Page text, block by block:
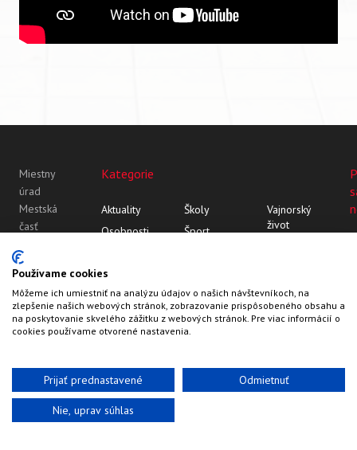
Miestny
úrad
Mestská
časť
Vajnory
Roľnícka
109
83107
Bratislava
Kategorie
Aktuality
Osobnosti
Školy
Šport
Vajnorský
život
HalfPixel©2022-2026
Používame cookies
Môžeme ich umiestniť na analýzu údajov o našich návštevníkoch, na
zlepšenie našich webových stránok, zobrazovanie prispôsobeného obsahu a
na poskytovanie skvelého zážitku z webových stránok. Pre viac informácií o
cookies používame otvorené nastavenia.
Prijať prednastavené Odmietnuť
Nie, uprav súhlas